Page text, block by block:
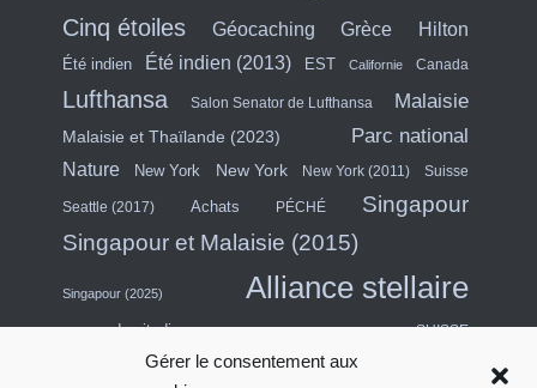
Gérer le consentement aux
Cinq étoiles Géocaching Grèce Hilton
Été indien Été indien (2013) EST Californie Canada
Lufthansa Salon Senator de Lufthansa Malaisie
Malaisie et Thaïlande (2023) Parc national
Nature New York New York New York (2011) Suisse
Seattle (2017) Achats PÉCHÉ
Singapour
Singapour et Malaisie (2015)
Singapour (2025) Alliance stellaire
escapade citadine SUISSE
Asie du Sud-Est (2011)